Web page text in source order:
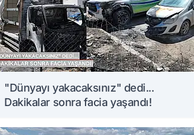
"Dünyayı yakacaksınız" dedi...
Dakikalar sonra facia yaşandı!